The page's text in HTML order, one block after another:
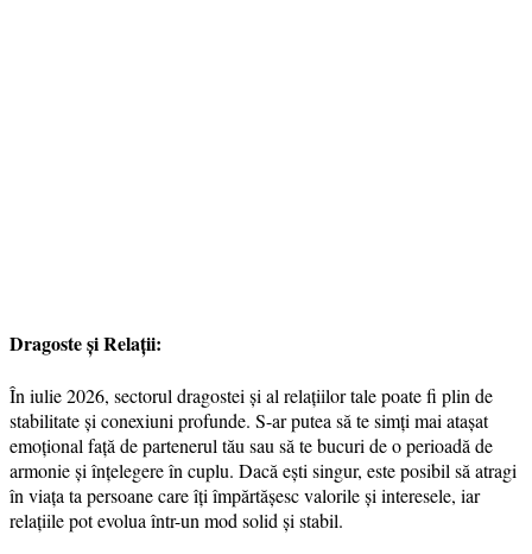
Dragoste și Relații:
În iulie 2026, sectorul dragostei și al relațiilor tale poate fi plin de
stabilitate și conexiuni profunde. S-ar putea să te simți mai atașat
emoțional față de partenerul tău sau să te bucuri de o perioadă de
armonie și înțelegere în cuplu. Dacă ești singur, este posibil să atragi
în viața ta persoane care îți împărtășesc valorile și interesele, iar
relațiile pot evolua într-un mod solid și stabil.